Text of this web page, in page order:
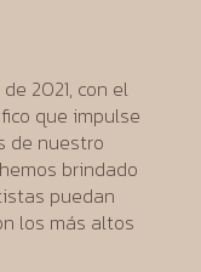
2021, con el
que impulse
de nuestro
brindado
puedan
los más altos